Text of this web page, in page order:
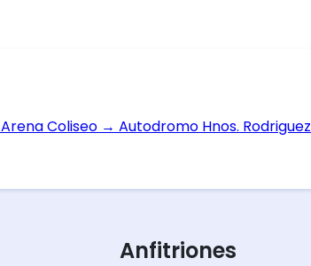
Arena Coliseo → Autodromo Hnos. Rodriguez
Anfitriones